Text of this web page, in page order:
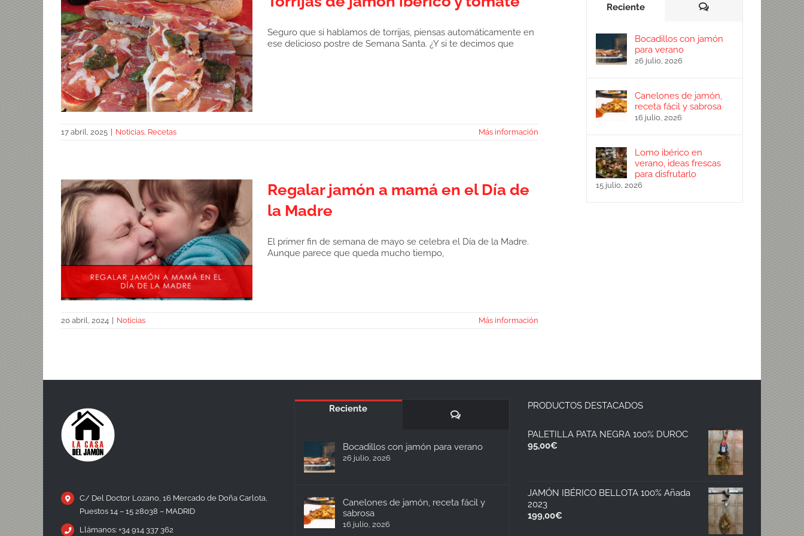
Torrijas de jamón ibérico y tomate
Seguro que si hablamos de torrijas, piensas automáticamente en
ese delicioso postre de Semana Santa. ¿Y si te decimos que
17 abril, 2025 Noticias, Recetas Más información
Regalar jamón a mamá en el Día de
la Madre
El primer fin de semana de mayo se celebra el Día de la Madre.
Aunque parece que queda mucho tiempo,
20 abril, 2024 Noticias Más información
Reciente Comentarios
Bocadillos con jamón
para verano
26 julio, 2026
Canelones de jamón,
receta fácil y sabrosa
16 julio, 2026
Lomo ibérico en
verano, ideas frescas
para disfrutarlo
15 julio, 2026
C/ Del Doctor Lozano, 16 Mercado de Doña Carlota,
Puestos 14 – 15 28038 – MADRID
Llámanos: +34 914 337 362
Reciente
Comentarios
Bocadillos con jamón para verano
26 julio, 2026
Canelones de jamón, receta fácil y
sabrosa
16 julio, 2026
PRODUCTOS DESTACADOS
PALETILLA PATA NEGRA 100% DUROC
95,00€
JAMÓN IBÉRICO BELLOTA 100% Añada
2023
199,00€